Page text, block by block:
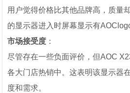
用户觉得价格比其他品牌高，质量
的显示器进入时屏幕显示有
市场接受度 ：
尽管存在一些负面评价，但AOC
各大门店热销中。这表明该显示器
度和需求。